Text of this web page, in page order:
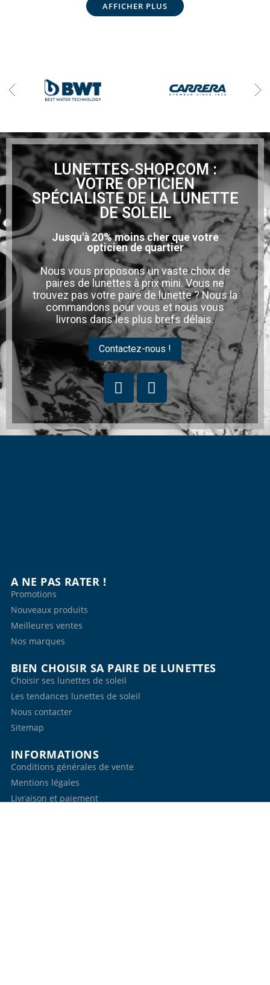
AFFICHER PLUS
LUNETTES-SHOP.COM :
VOTRE OPTICIEN
SPÉCIALISTE DE LA LUNETTE
DE SOLEIL
Jusqu'à 20% moins cher que votre
opticien de quartier
Nous vous proposons un vaste choix de
paires de lunettes à prix mini. Vous ne
trouvez pas votre paire de lunette ? Nous la
commandons pour vous et nous vous
livrons dans les plus brefs délais.
Contactez-nous !
A NE PAS RATER !
Promotions
Nouveaux produits
Meilleures ventes
Nos marques
BIEN CHOISIR SA PAIRE DE LUNETTES
Choisir ses lunettes de soleil
Les tendances lunettes de soleil
Nous contacter
Sitemap
INFORMATIONS
Conditions générales de vente
Mentions légales
Livraison et paiement